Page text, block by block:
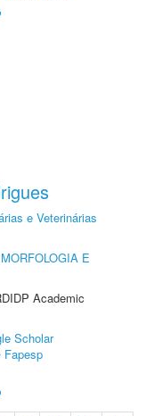
e Veterinárias
E
Academic
Scholar
Fapesp